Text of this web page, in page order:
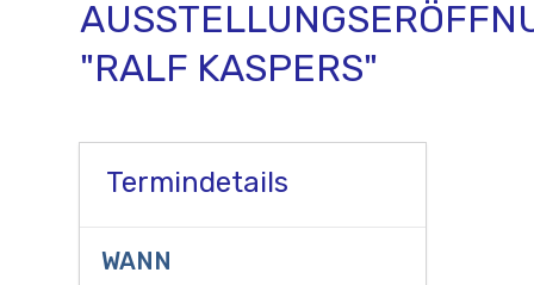
"RALF KASPERS"
Termindetails
WANN